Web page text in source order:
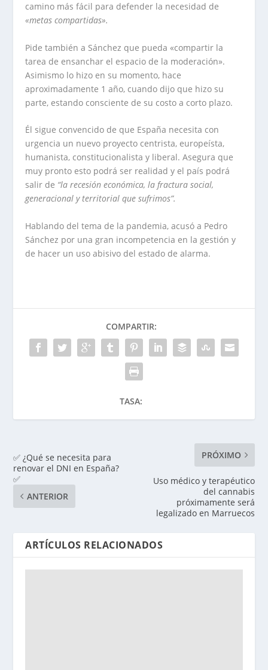
camino más fácil para defender la necesidad de
«metas compartidas».
Pide también a Sánchez que pueda «compartir la
tarea de ensanchar el espacio de la moderación».
Asimismo lo hizo en su momento, hace
aproximadamente 1 año, cuando dijo que hizo su
parte, estando consciente de su costo a corto plazo.
Él sigue convencido de que España necesita con
urgencia un nuevo proyecto centrista, europeísta,
humanista, constitucionalista y liberal. Asegura que
muy pronto esto podrá ser realidad y el país podrá
salir de “la recesión económica, la fractura social,
generacional y territorial que sufrimos”.
Hablando del tema de la pandemia, acusó a Pedro
Sánchez por una gran incompetencia en la gestión y
de hacer un uso abisivo del estado de alarma.
COMPARTIR:
TASA:
✅ ¿Qué se necesita para
renovar el DNI en España?
✅
ANTERIOR
PRÓXIMO
Uso médico y terapéutico
del cannabis
próximamente será
legalizado en Marruecos
ARTÍCULOS RELACIONADOS